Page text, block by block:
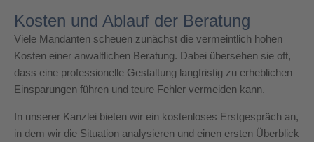
Kosten und Ablauf der Beratung
Viele Mandanten scheuen zunächst die vermeintlich hohen
Kosten einer anwaltlichen Beratung. Dabei übersehen sie oft,
dass eine professionelle Gestaltung langfristig zu erheblichen
Einsparungen führen und teure Fehler vermeiden kann.
In unserer Kanzlei bieten wir ein kostenloses Erstgespräch an,
in dem wir die Situation analysieren und einen ersten Überblick